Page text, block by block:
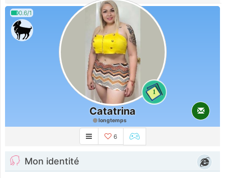
0.6/1
1
Catatrina
longtemps
6
Mon identité